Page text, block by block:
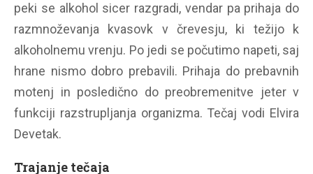
peki se alkohol sicer razgradi, vendar pa prihaja do
razmnoževanja kvasovk v črevesju, ki težijo k
alkoholnemu vrenju. Po jedi se počutimo napeti, saj
hrane nismo dobro prebavili. Prihaja do prebavnih
motenj in posledično do preobremenitve jeter v
funkciji razstrupljanja organizma. Tečaj vodi Elvira
Devetak.
Trajanje tečaja